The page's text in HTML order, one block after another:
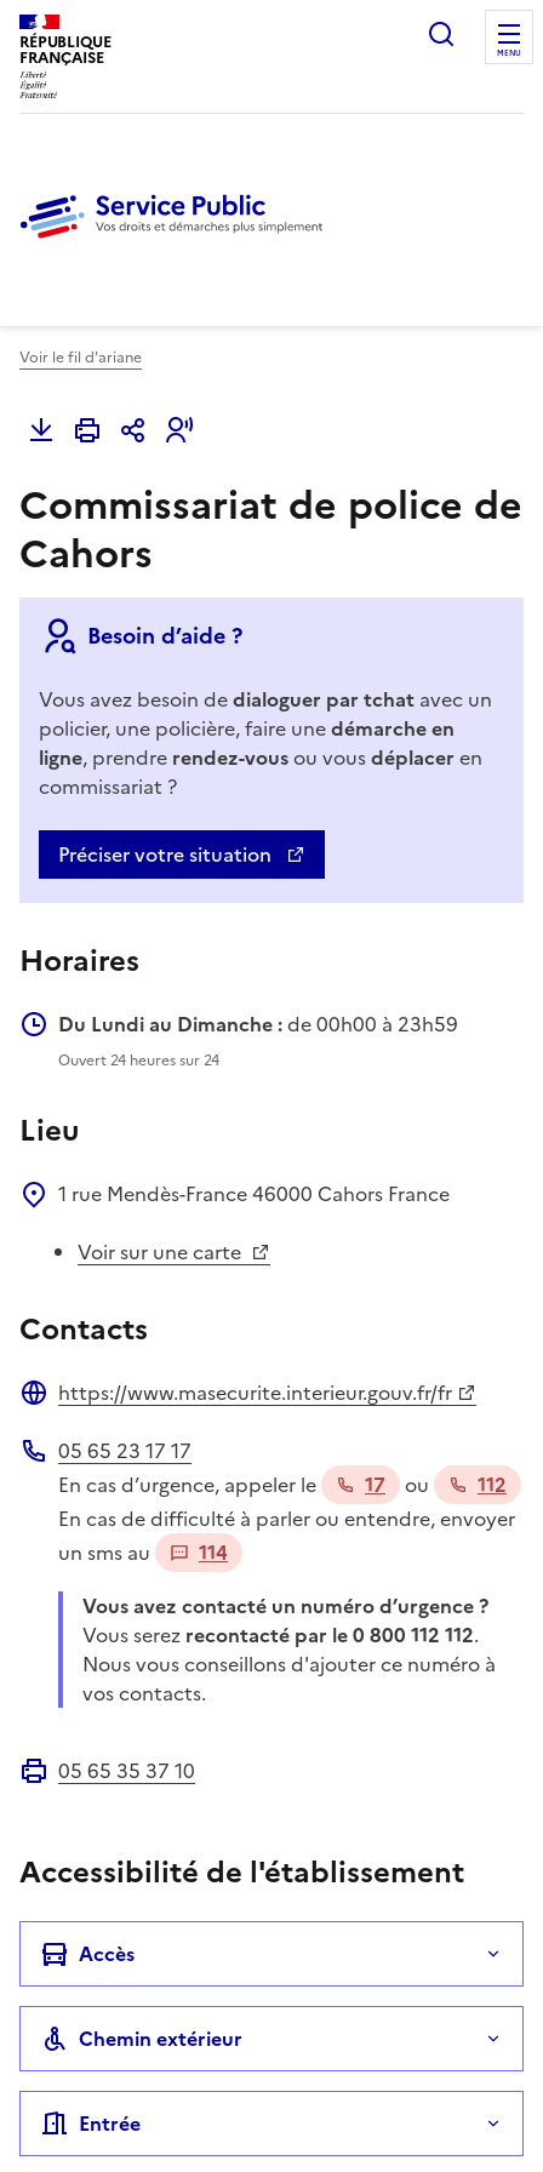
RÉPUBLIQUE
FRANÇAISE
Ouvrir
MENU
Voir le fil d'ariane
Commissariat de police de
Cahors
Besoin d’aide ?
Vous avez besoin dedialoguer par tchat avec un
policier, une policière, faire unedémarche en
ligne, prendre rendez-vousou vousdéplacer en
commissariat ?
Préciser votre situation
Horaires
Du Lundi au Dimanche :de 00h00 à 23h59
Ouvert 24 heures sur 24
Lieu
1 rue Mendès-France46000 Cahors France
Voir sur une carte
Contacts
https://www.masecurite.interieur.gouv.fr/fr
Téléphone
05 65 23 17 17
En cas d’urgence, appeler le
17 ou
112
En cas de difficulté à parler ou entendre, envoyer
un sms au
114
Vous avez contacté un numéro d’urgence ?
Vous serez recontacté par le 0 800 112 112.
Nous vous conseillons d'ajouter ce numéro à
vos contacts.
05 65 35 37 10
Accessibilité de l'établissement
Accès
Chemin extérieur
Entrée